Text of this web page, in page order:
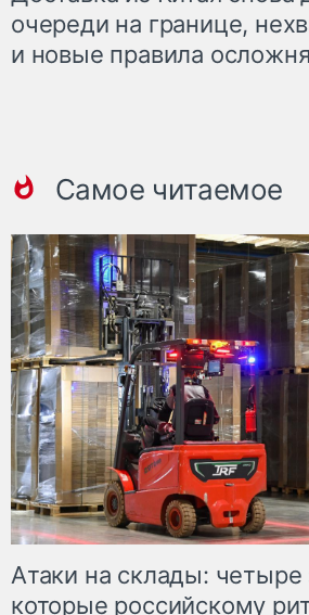
очереди на границе,
и новые правила
Самое читаемое
Атаки на склады: четыре
которые российскому